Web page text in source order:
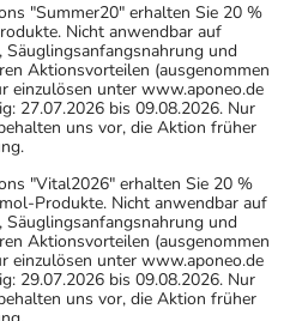
"Summer20" erhalten Sie 20 %
Nicht anwendbar auf
und
Aktionsvorteilen (ausgenommen
einzulösen unter www.aponeo.de
27.07.2026 bis 09.08.2026. Nur
uns vor, die Aktion früher
"Vital2026" erhalten Sie 20 %
Produkte. Nicht anwendbar auf
und
Aktionsvorteilen (ausgenommen
einzulösen unter www.aponeo.de
29.07.2026 bis 09.08.2026. Nur
uns vor, die Aktion früher